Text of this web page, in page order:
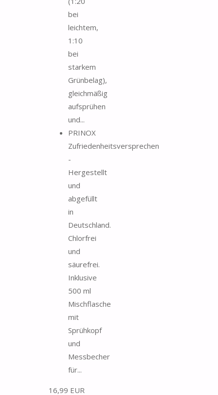
bei
leichtem,
1:10
bei
starkem
Grünbelag),
gleichmäßig
aufsprühen
und...
PRINOX
Zufriedenheitsversprechen
-
Hergestellt
und
abgefüllt
in
Deutschland.
Chlorfrei
und
säurefrei.
Inklusive
500 ml
Mischflasche
mit
Sprühkopf
und
Messbecher
für...
16,99 EUR